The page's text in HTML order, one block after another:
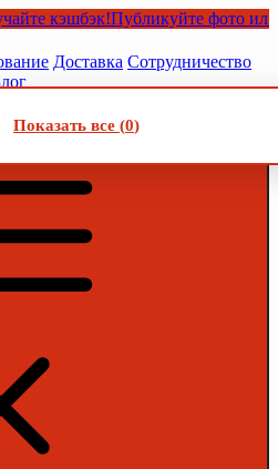
кэшбэк!Публикуйте фото или
Доставка Сотрудничество
Показать все (0)